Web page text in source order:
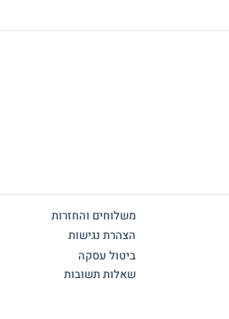
משלוחים והחזרות
הצהרת נגישות
ביטול עסקה
שאלות תשובות